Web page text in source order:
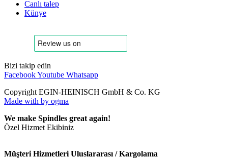
Canlı talep
Künye
Bizi takip edin
FacebookYoutube Whatsapp
Copyright EGIN-HEINISCH GmbH & Co. KG
Made with by ogma
We make Spindles great again!
Özel Hizmet Ekibiniz
Müşteri Hizmetleri Uluslararası / Kargolama